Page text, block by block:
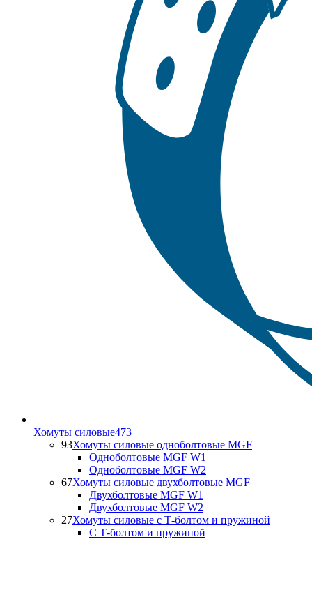
Хомуты силовые473
93Хомуты силовые одноболтовые MGF
Одноболтовые MGF W1
Одноболтовые MGF W2
67Хомуты силовые двухболтовые MGF
Двухболтовые MGF W1
Двухболтовые MGF W2
27Хомуты силовые с Т-болтом и пружиной
С Т-болтом и пружиной